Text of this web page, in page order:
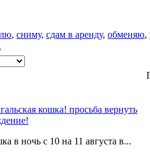
, сниму, сдам в аренду, обменяю,
кошка! просьба вернуть
в ночь с 10 на 11 августа в...